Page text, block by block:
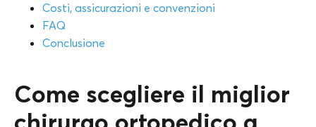
Costi, assicurazioni e convenzioni
FAQ
Conclusione
Come scegliere il miglior